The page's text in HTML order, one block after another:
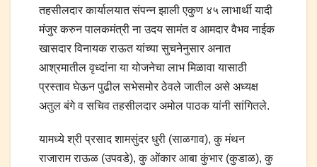
तहसीलदार कार्यालयात संपन्न झाली एकुण ४५ लाभार्थी यादी
मंजुर करुन पालकमंत्री ना उदय सामंत व आमदार वैभव नाईक
खासदार विनायक राऊत यांच्या सुचनेनुसार अनात
आश्रमातील वृध्दांना या योजनेचा लाभ मिळावा यासाठी
प्रस्ताव घेऊन पुढील सभेसमोर ठेवले जातील असे अध्यक्ष
अतुल बंगे व सचिव तहसीलदार अमोल पाठक यांनी सांगितले.
यामध्ये श्री प्रसाद शामसुंदर धुरी (साळगाव), कु मंथन
राजाराम राऊळ (उपवडे), कु ओंकार आबा कुंभार (कुडाळ), कु